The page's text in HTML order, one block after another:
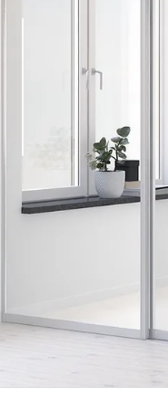
Nettlager
Klikk & Hent